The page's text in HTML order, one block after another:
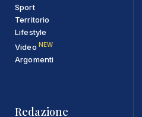
Sport
Territorio
Lifestyle
Video NEW
Argomenti
Redazione